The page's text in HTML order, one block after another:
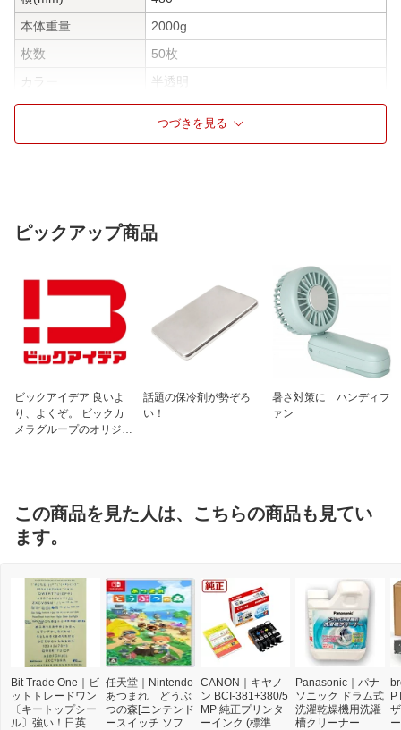
本体重量
2000g
枚数
50枚
カラー
半透明
取っ手
取っ手なし
せん
つづきを見る
ピックアップ商品
ビックアイデア 良いよ
り、よくぞ。 ビックカ
メラグループのオリジナ
話題の保冷剤が勢ぞろ
い！
暑さ対策に ハンディフ
ァン
この商品を見た人は、こちらの商品も見てい
ます。
Bit Trade One｜ビ
ットトレードワン
〔キートップシー
ル〕強い！日英対
任天堂｜Nintendo
あつまれ どうぶ
つの森[ニンテンド
ースイッチ ソフ
CANON｜キヤノ
ン BCI-381+380/5
MP 純正プリンタ
ーインク (標準容
Panasonic｜パナ
ソニック ドラム式
洗濯乾燥機用洗濯
槽クリーナー N-